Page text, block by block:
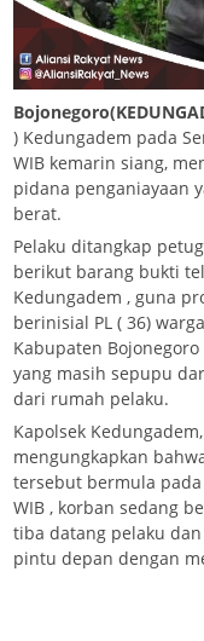
) Kedungadem pada
WIB kemarin siang,
pidana penganiayaan
berat.
Pelaku ditangkap
berikut barang bukti
Kedungadem , guna
berinisial PL ( 36)
Kabupaten
yang masih sepupu
dari rumah pelaku.
Kapolsek
mengungkapkan
tersebut bermula pada
WIB , korban sedang
tiba datang pelaku
pintu depan dengan